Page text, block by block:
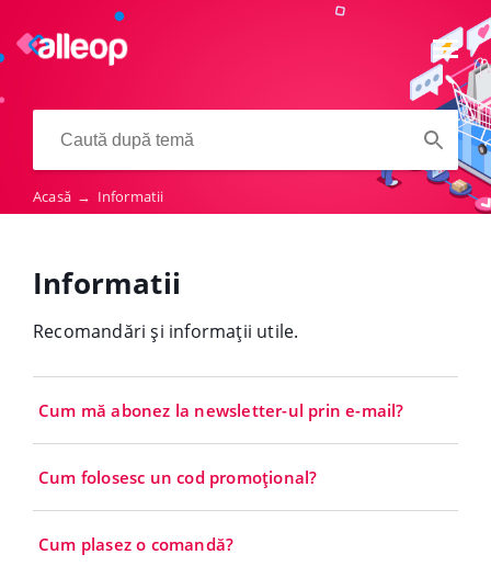
Acasă → Informatii
Informatii
Recomandări și informații utile.
Cum mă abonez la newsletter-ul prin e-mail?
Cum folosesc un cod promoțional?
Cum plasez o comandă?